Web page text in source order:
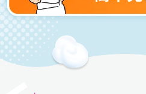
※このランキングは、利用者アンケ
た。